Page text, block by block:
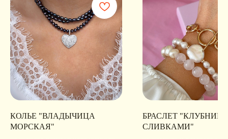
КОЛЬЕ "ВЛАДЫЧИЦА
МОРСКАЯ"
БРАСЛЕТ
СЛИВКАМИ"
Сайт разработан
Digital-Step